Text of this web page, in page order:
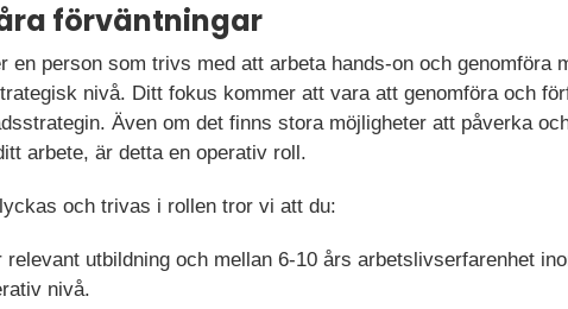
förväntningar
en person som trivs med att arbeta hands-on och genomföra
nivå. Ditt fokus kommer att vara att genomföra och
Även om det finns stora möjligheter att påverka
arbete, är detta en operativ roll.
och trivas i rollen tror vi att du:
relevant utbildning och mellan 6-10 års arbetslivserfarenhet
nivå.